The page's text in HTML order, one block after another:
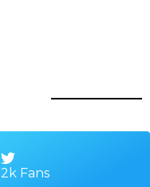
2k Fans